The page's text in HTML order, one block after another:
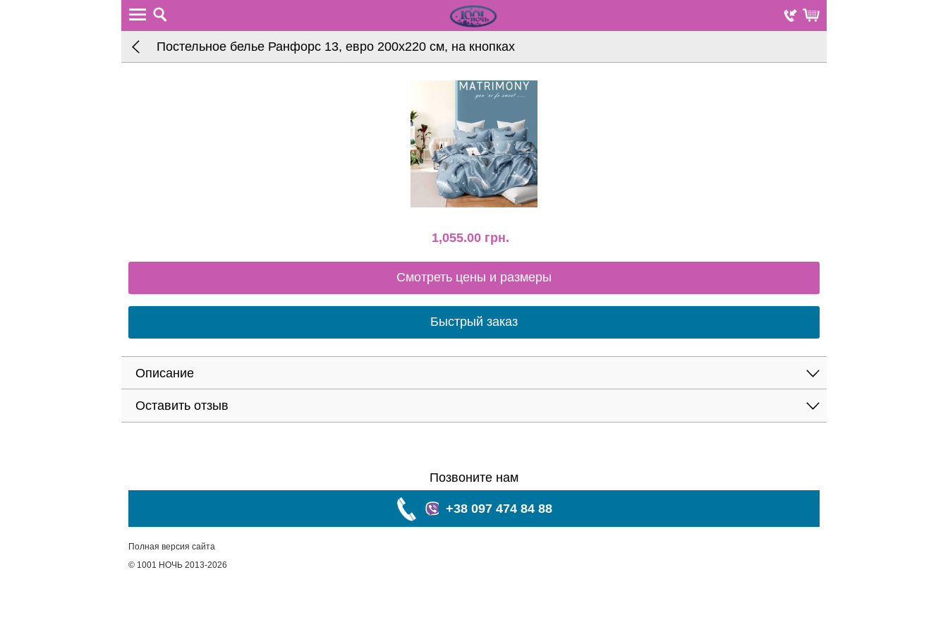
Постельное белье Ранфорс 13, евро 200х220 см, на кнопках
1,055.00 грн.
Смотреть цены и размеры
Быстрый заказ
Описание
Оставить отзыв
Позвоните нам
+38 097 474 84 88
Полная версия сайта
© 1001 НОЧЬ 2013-2026